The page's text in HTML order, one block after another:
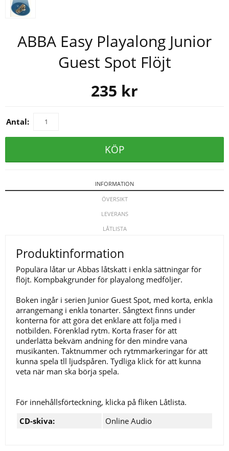
ABBA Easy Playalong Junior
Guest Spot Flöjt
235 kr
Antal:
KÖP
INFORMATION
ÖVERSIKT
LEVERANS
LÅTLISTA
Produktinformation
Populära låtar ur Abbas låtskatt i enkla sättningar för
flöjt. Kompbakgrunder för playalong medföljer.
Boken ingår i serien Junior Guest Spot, med korta, enkla
arrangemang i enkla tonarter. Sångtext finns under
konterna för att göra det enklare att följa med i
notbilden. Förenklad rytm. Korta fraser för att
underlätta bekväm andning för den mindre vana
musikanten. Taktnummer och rytmmarkeringar för att
kunna spela tll ljudspåren. Tydliga klick för att kunna
veta när man ska börja spela.
För innehållsförteckning, klicka på fliken Låtlista.
CD-skiva:
Online Audio